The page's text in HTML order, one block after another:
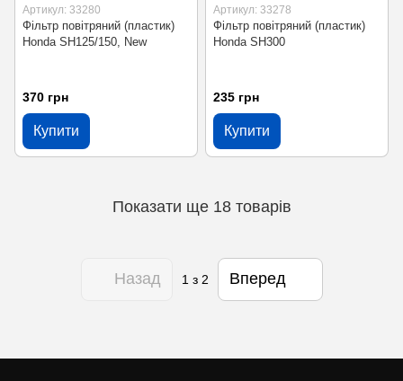
Артикул: 33280
Фільтр повітряний (пластик)
Honda SH125/150, New
370 грн
Купити
Артикул: 33278
Фільтр повітряний (пластик)
Honda SH300
235 грн
Купити
Показати ще 18 товарів
Назад 1 з 2 Вперед